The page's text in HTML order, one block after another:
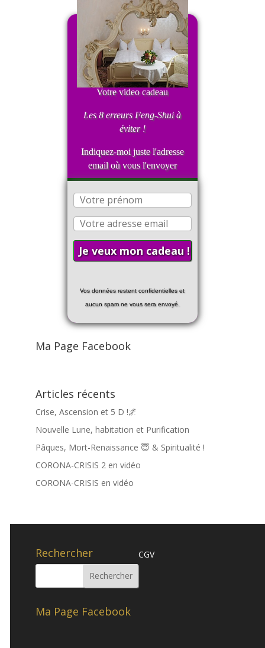
Votre video cadeau
Les 8 erreurs Feng-Shuià
éviter !
Indiquez-moi juste l'adresse
email où vous l'envoyer
Vos données restent confidentielles et
aucun spam ne vous sera envoyé.
Ma Page Facebook
Articles récents
Crise, Ascension et 5 D !🌌
Nouvelle Lune, habitation et Purification
Pâques, Mort-Renaissance 😇 & Spiritualité !
CORONA-CRISIS 2 en vidéo
CORONA-CRISIS en vidéo
Rechercher CGV
Ma Page Facebook